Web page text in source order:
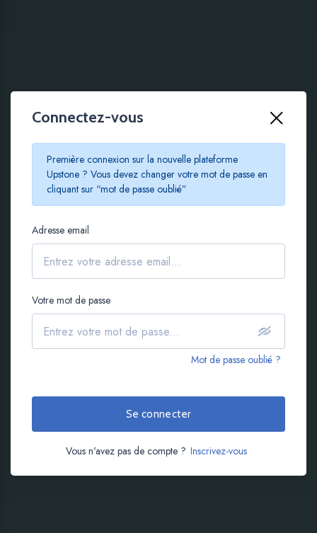
Connectez-vous
Première connexion sur la nouvelle plateforme
Upstone ? Vous devez changer votre mot de passe en
cliquant sur “mot de passe oublié”
Adresse email
Mot de passe oublié ?
Votre mot de passe
Se connecter
Vous n'avez pas de compte ? Inscrivez-vous
100 % EN LIGNE
Le crowdfunding
immobilier à partir de
100 €
S'inscrire gratuitement